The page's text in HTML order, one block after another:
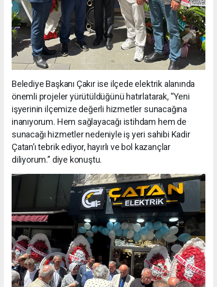
Belediye Başkanı Çakır ise ilçede elektrik alanında
önemli projeler yürütüldüğünü hatırlatarak, “Yeni
işyerinin ilçemize değerli hizmetler sunacağına
inanıyorum. Hem sağlayacağı istihdam hem de
sunacağı hizmetler nedeniyle iş yeri sahibi Kadir
Çatan’ı tebrik ediyor, hayırlı ve bol kazançlar
diliyorum.” diye konuştu.